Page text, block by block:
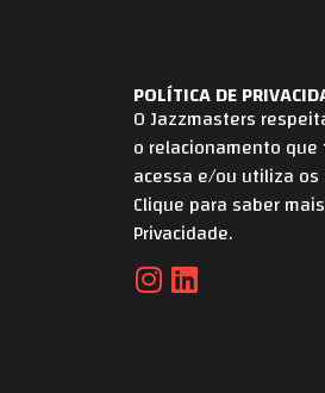
POLÍTICA DE
O Jazzmasters
o relacionamento que
acessa e/ou utiliza os
Clique para saber
Privacidade.